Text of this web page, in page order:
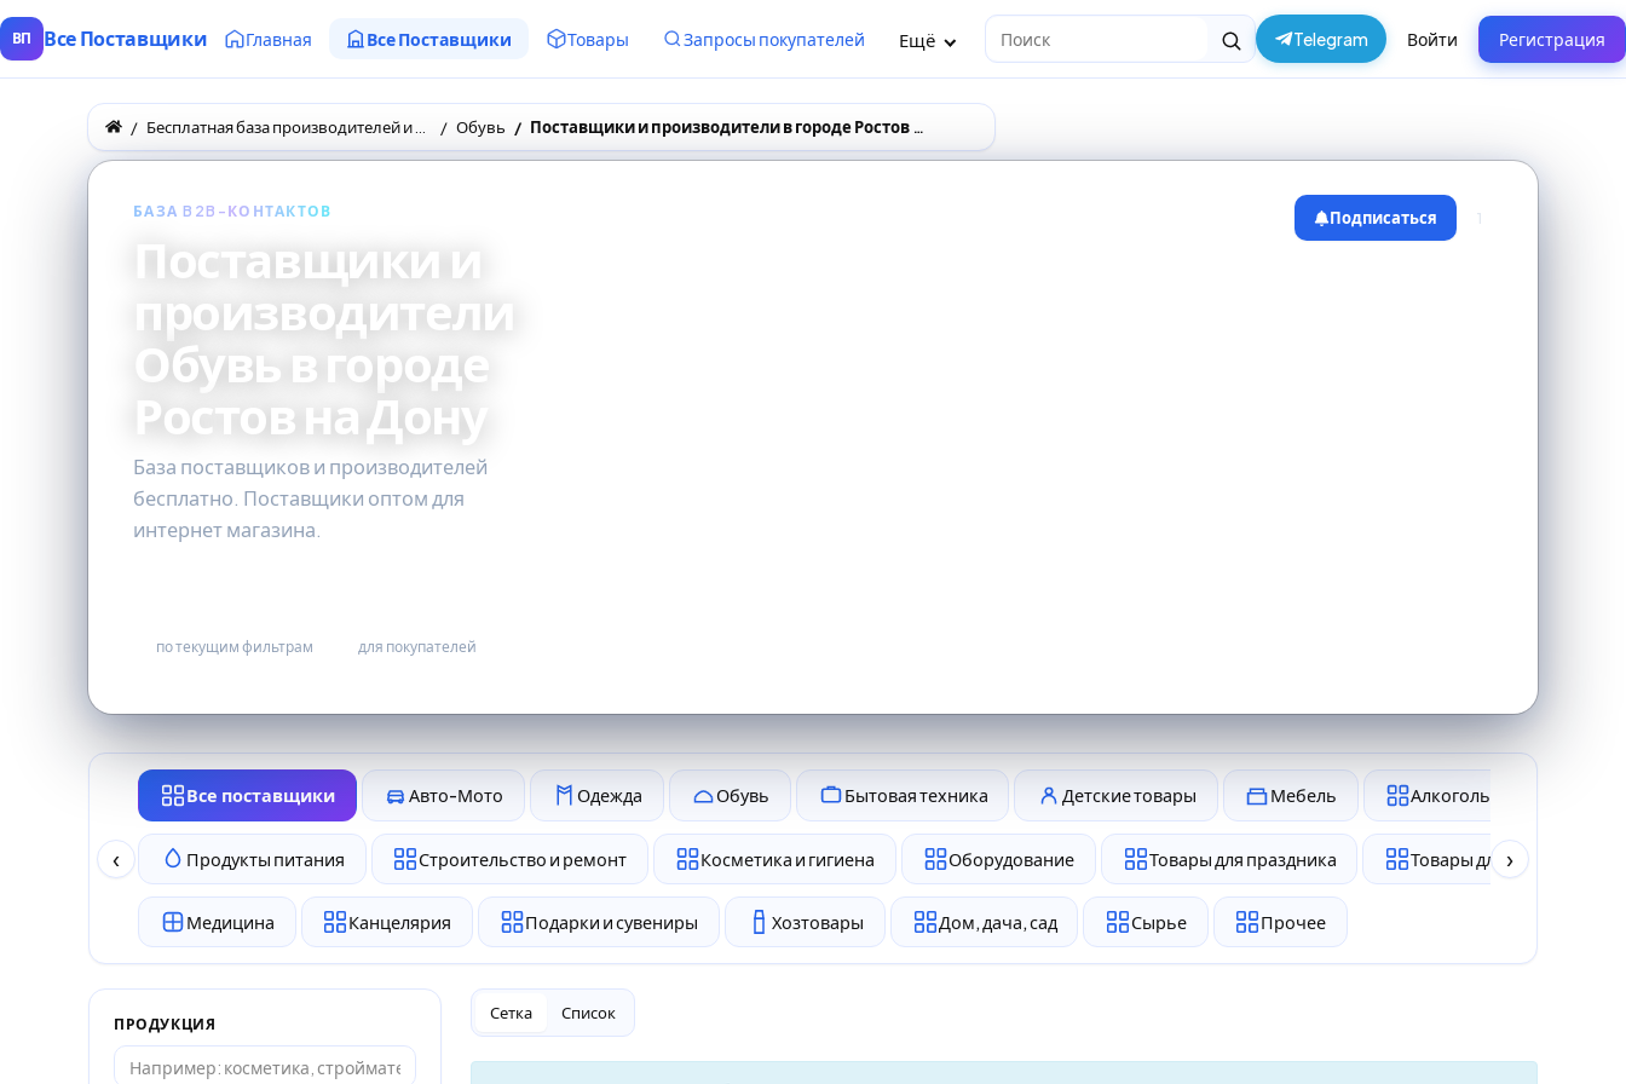
ВП Все Поставщики Главная Все Поставщики Товары Запросы покупателей Ещё Поиск Telegram Войти Регистрация
Обувь Поставщики и производители в городе Ростов на Дону
БАЗА B2B-КОНТАКТОВ
Поставщики и
производители
Обувь в городе
Ростов на Дону
База поставщиков и производителей
бесплатно. Поставщики оптом для
интернет магазина.
по текущим фильтрам для покупателей
Подписаться 1
‹
Все поставщики Авто-Мото Одежда Обувь Бытовая техника Детские товары Мебель Алкоголь и табак
Продукты питания Строительство и ремонт Косметика и гигиена Оборудование Товары для праздника Товары для животных
Медицина Канцелярия Подарки и сувениры Хозтовары Дом, дача, сад Сырье Прочее
›
ПРОДУКЦИЯ
Сетка Список